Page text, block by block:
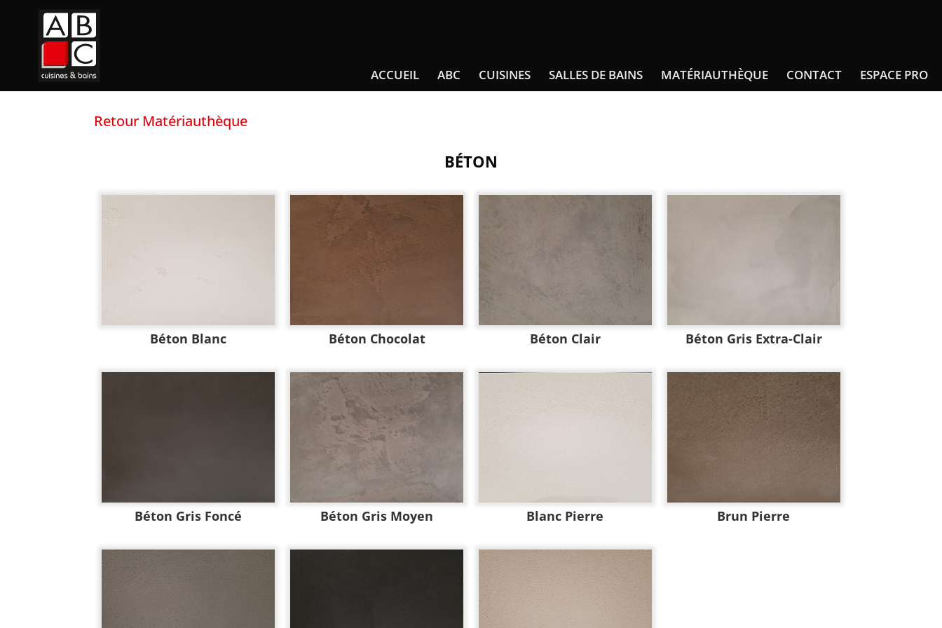
ACCUEIL ABC CUISINES SALLES DE BAINS MATÉRIAUTHÈQUE CONTACT ESPACE PRO
Retour Matériauthèque
BÉTON
Béton Blanc Béton Chocolat Béton Clair Béton Gris Extra-Clair
Béton Gris Foncé Béton Gris Moyen Blanc Pierre Brun Pierre